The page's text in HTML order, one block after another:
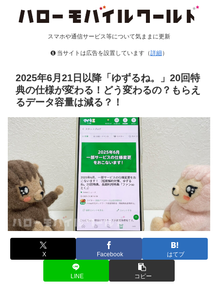
スマホや通信サービス等について気ままに更新
当サイトは広告を設置しています（詳細 ）
2025年6月21日以降「ゆずるね。」20回特
典の仕様が変わる！どう変わるの？もらえ
るデータ容量は減る？！
X Facebook はてブ
LINE コピー